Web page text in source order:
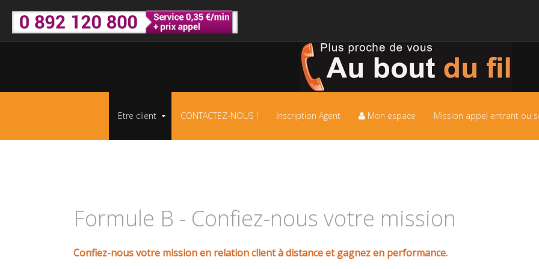
Etre client CONTACTEZ-NOUS ! Inscription Agent Mon espace Mission appel entrant ou
Formule B - Confiez-nous votre mission
Confiez-nous votre mission en relation client à distance et gagnez en performance.